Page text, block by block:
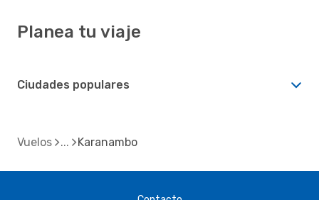
Planea tu viaje
Ciudades populares
Vuelos Karanambo